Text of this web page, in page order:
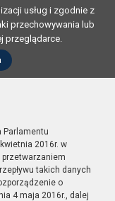
usług i zgodnie z
przechowywania lub
przeglądarce.
Parlamentu
2016r. w
takich danych
o
4 maja 2016r., dalej